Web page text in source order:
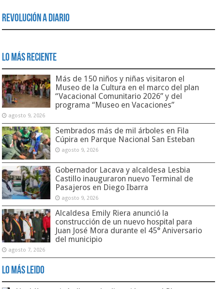
Revolución a Diario
Lo Más Reciente
Más de 150 niños y niñas visitaron el
Museo de la Cultura en el marco del plan
“Vacacional Comunitario 2026” y del
programa “Museo en Vacaciones”
agosto 9, 2026
Sembrados más de mil árboles en Fila
Cúpira en Parque Nacional San Esteban
agosto 9, 2026
Gobernador Lacava y alcaldesa Lesbia
Castillo inauguraron nuevo Terminal de
Pasajeros en Diego Ibarra
agosto 9, 2026
Alcaldesa Emily Riera anunció la
construcción de un nuevo hospital para
Juan José Mora durante el 45° Aniversario
del municipio
agosto 7, 2026
Lo Más Leido